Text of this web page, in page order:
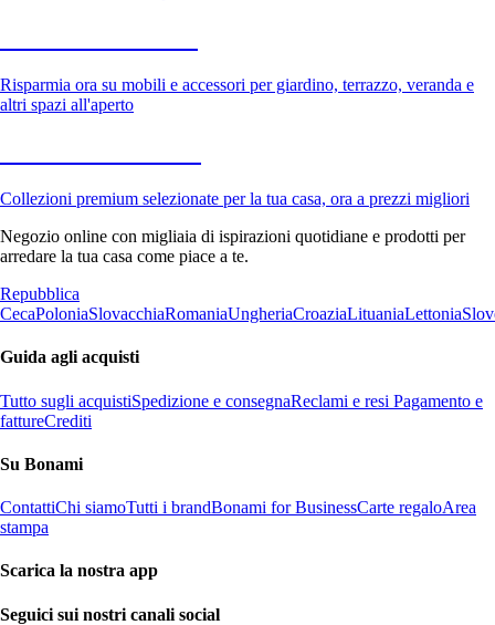
Risparmia ora su mobili e accessori per giardino, terrazzo, veranda e
altri spazi all'aperto
Collezioni premium selezionate per la tua casa, ora a prezzi migliori
Negozio online con migliaia di ispirazioni quotidiane e prodotti per
arredare la tua casa come piace a te.
Repubblica
CecaPoloniaSlovacchiaRomaniaUngheriaCroaziaLituaniaLettonia
Guida agli acquisti
Tutto sugli acquistiSpedizione e consegnaReclami e resi Pagamento e
fattureCrediti
Su Bonami
ContattiChi siamoTutti i brandBonami for BusinessCarte regaloArea
stampa
Scarica la nostra app
Seguici sui nostri canali social